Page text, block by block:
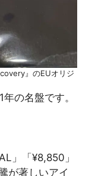
』のEUオリジ
の名盤です。
」「¥8,850」
が著しいアイ